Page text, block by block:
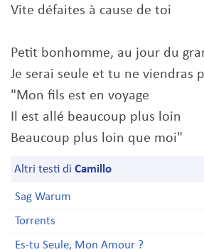
Vite défaites à cause de toi
Petit bonhomme, au jour du
Je serai seule et tu ne viendras
"Mon fils est en voyage
Il est allé beaucoup plus loin
Beaucoup plus loin que moi"
Altri testi di Camillo
Sag Warum
Torrents
Es-tu Seule, Mon Amour ?